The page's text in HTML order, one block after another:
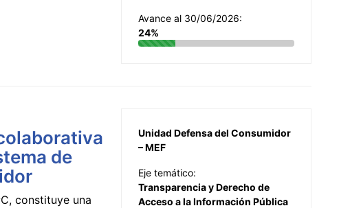
Avance al 30/06/2026:
24%
de
constituye una
Unidad Defensa del Consumidor
– MEF
Eje temático:
Transparencia y Derecho de
Acceso a la Información Pública